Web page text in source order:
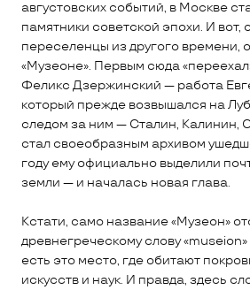
августовских событий, в Москве
памятники советской эпохи. И вот,
переселенцы из другого времени,
«Музеоне». Первым сюда
Феликс Дзержинский — работа
который прежде возвышался на
следом за ним — Сталин, Калинин,
стал своеобразным архивом
году ему официально выделили
земли — и началась новая глава.
Кстати, само название «Музеон»
древнегреческому слову «museion»
есть это место, где обитают
искусств и наук. И правда, здесь